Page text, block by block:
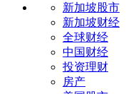
新加坡股市
新加坡财经
全球财经
中国财经
投资理财
房产